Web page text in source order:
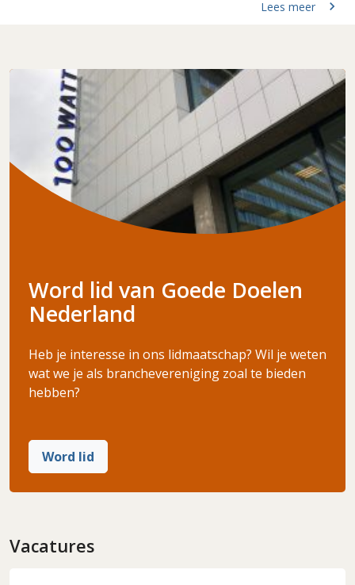
Lees meer
Word lid van Goede Doelen
Nederland
Heb je interesse in ons lidmaatschap? Wil je weten
wat we je als branchevereniging zoal te bieden
hebben?
Word lid
Vacatures